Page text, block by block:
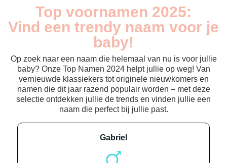
Top voornamen 2025:
Vind een trendy naam voor je
baby!
Op zoek naar een naam die helemaal van nu is voor jullie
baby? Onze Top Namen 2024 helpt jullie op weg! Van
vernieuwde klassiekers tot originele nieuwkomers en
namen die dit jaar razend populair worden – met deze
selectie ontdekken jullie de trends en vinden jullie een
naam die perfect bij jullie past.
gabriel